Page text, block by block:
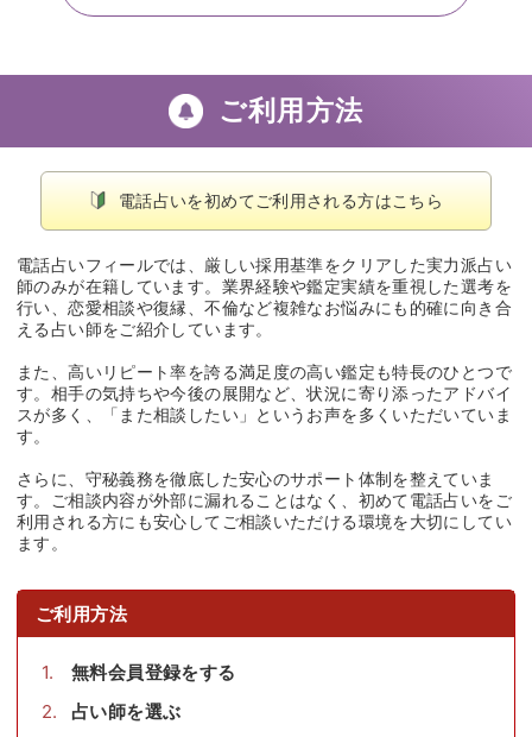
ご利用方法
電話占いを初めてご利用される方はこちら
電話占いフィールでは、厳しい採用基準をクリアした実力派占い
師のみが在籍しています。業界経験や鑑定実績を重視した選考を
行い、恋愛相談や復縁、不倫など複雑なお悩みにも的確に向き合
える占い師をご紹介しています。
また、高いリピート率を誇る満足度の高い鑑定も特長のひとつで
す。相手の気持ちや今後の展開など、状況に寄り添ったアドバイ
スが多く、「また相談したい」というお声を多くいただいていま
す。
さらに、守秘義務を徹底した安心のサポート体制を整えていま
す。ご相談内容が外部に漏れることはなく、初めて電話占いをご
利用される方にも安心してご相談いただける環境を大切にしてい
ます。
ご利用方法
無料会員登録をする
占い師を選ぶ